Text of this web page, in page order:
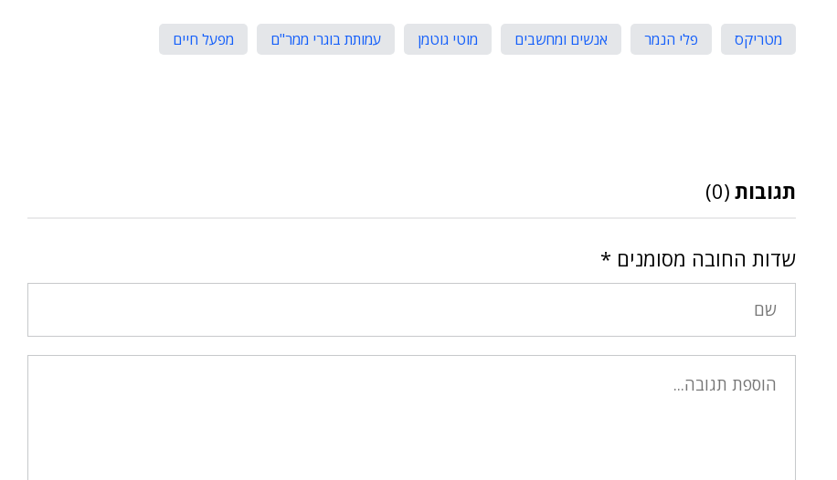
מטריקס פלי הנמר אנשים ומחשבים מוטי גוטמן עמותת בוגרי ממר"ם מפעל חיים
תגובות (0)
שדות החובה מסומנים *